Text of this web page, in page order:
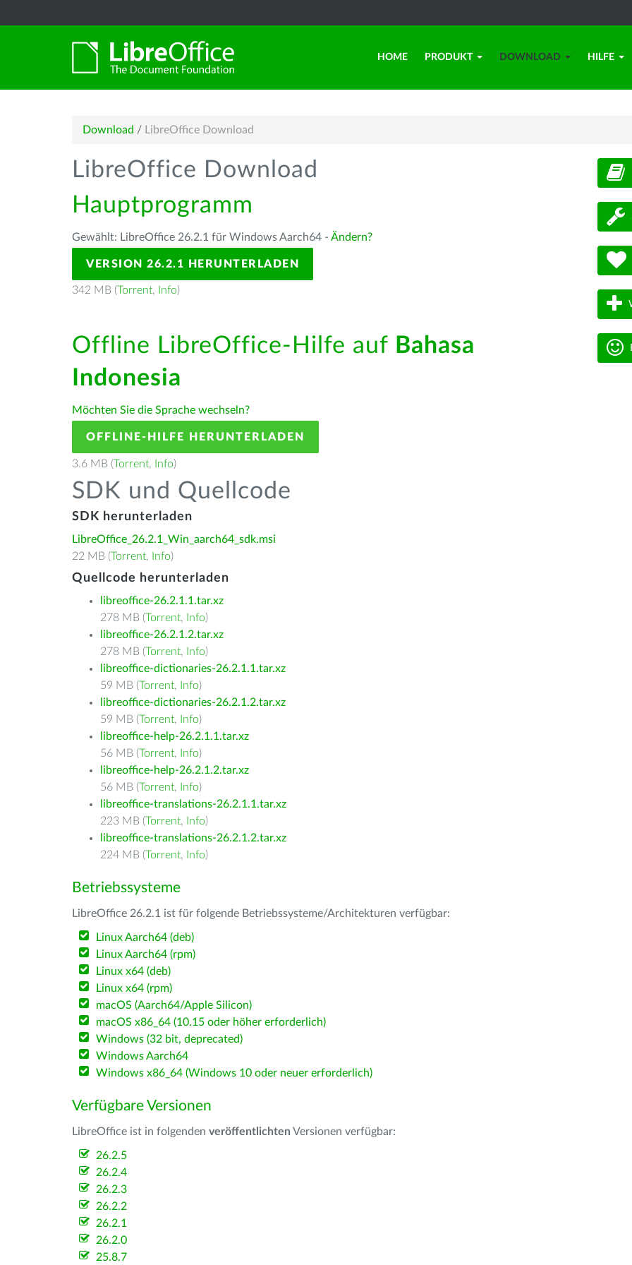
HOME PRODUKT DOWNLOAD HILFE
Download / LibreOffice Download
LibreOffice Download
Hauptprogramm
Gewählt: LibreOffice 26.2.1 für Windows Aarch64 - Ändern?
VERSION 26.2.1 HERUNTERLADEN
342 MB (Torrent, Info)
Offline LibreOffice-Hilfe auf Bahasa
Indonesia
Möchten Sie die Sprache wechseln?
OFFLINE-HILFE HERUNTERLADEN
3.6 MB (Torrent, Info)
SDK und Quellcode
SDK herunterladen
LibreOffice_26.2.1_Win_aarch64_sdk.msi
22 MB (Torrent, Info)
Quellcode herunterladen
libreoffice-26.2.1.1.tar.xz
278 MB (Torrent, Info)
libreoffice-26.2.1.2.tar.xz
278 MB (Torrent, Info)
libreoffice-dictionaries-26.2.1.1.tar.xz
59 MB (Torrent, Info)
libreoffice-dictionaries-26.2.1.2.tar.xz
59 MB (Torrent, Info)
libreoffice-help-26.2.1.1.tar.xz
56 MB (Torrent, Info)
libreoffice-help-26.2.1.2.tar.xz
56 MB (Torrent, Info)
libreoffice-translations-26.2.1.1.tar.xz
223 MB (Torrent, Info)
libreoffice-translations-26.2.1.2.tar.xz
224 MB (Torrent, Info)
Betriebssysteme
LibreOffice 26.2.1 ist für folgende Betriebssysteme/Architekturen verfügbar:
Linux Aarch64 (deb)
Linux Aarch64 (rpm)
Linux x64 (deb)
Linux x64 (rpm)
macOS (Aarch64/Apple Silicon)
macOS x86_64 (10.15 oder höher erforderlich)
Windows (32 bit, deprecated)
Windows Aarch64
Windows x86_64 (Windows 10 oder neuer erforderlich)
Verfügbare Versionen
LibreOffice ist in folgenden veröffentlichten Versionen verfügbar:
26.2.5
26.2.4
26.2.3
26.2.2
26.2.1
26.2.0
25.8.7